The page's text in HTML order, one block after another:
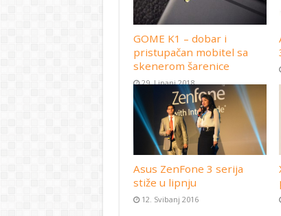
GOME K1 – dobar i
pristupačan mobitel sa
skenerom šarenice
29. Lipanj 2018
Asus ZenFone 3 serija
stiže u lipnju
12. Svibanj 2016